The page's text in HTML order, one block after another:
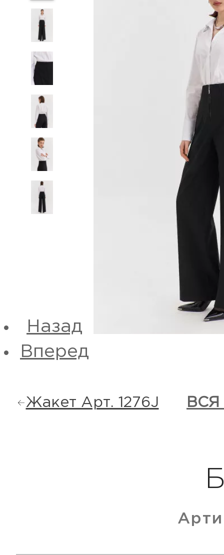
Назад
Вперед
Жакет Арт. 1276J